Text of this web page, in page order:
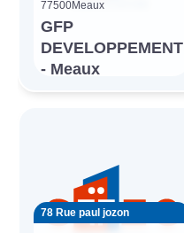
77500Meaux
GFP
DEVELOPPEMENT
- Meaux
78 Rue paul jozon